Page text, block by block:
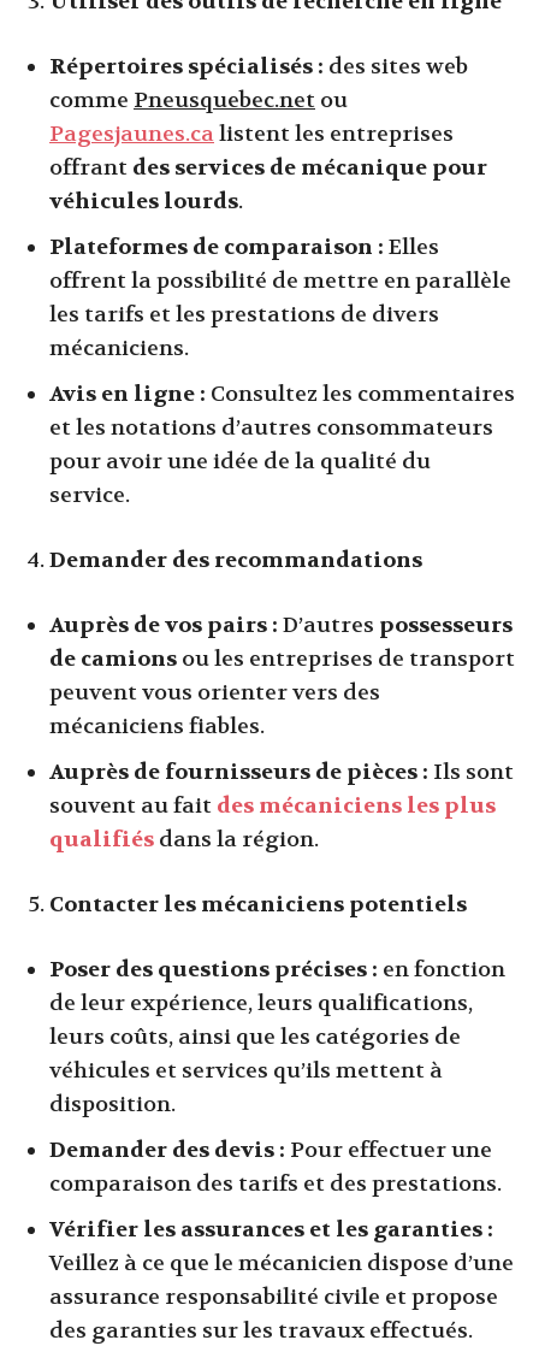
Répertoires spécialisés : des sites web
comme Pneusquebec.net ou
Pagesjaunes.calistent les entreprises
offrant des services de mécanique pour
véhicules lourds.
Plateformes de comparaison : Elles
offrent la possibilité de mettre en parallèle
les tarifs et les prestations de divers
mécaniciens.
Avis en ligne : Consultez les commentaires
et les notations d’autres consommateurs
pour avoir une idée de la qualité du
service.
Demander des recommandations
Auprès de vos pairs : D’autres possesseurs
de camions ou les entreprises de transport
peuvent vous orienter vers des
mécaniciens fiables.
Auprès de fournisseurs de pièces : Ils sont
souvent au fait des mécaniciens les plus
qualifiés dans la région.
Contacter les mécaniciens potentiels
Poser des questions précises : en fonction
de leur expérience, leurs qualifications,
leurs coûts, ainsi que les catégories de
véhicules et services qu’ils mettent à
disposition.
Demander des devis : Pour effectuer une
comparaison des tarifs et des prestations.
Vérifier les assurances et les garanties :
Veillez à ce que le mécanicien dispose d’une
assurance responsabilité civile et propose
des garanties sur les travaux effectués.